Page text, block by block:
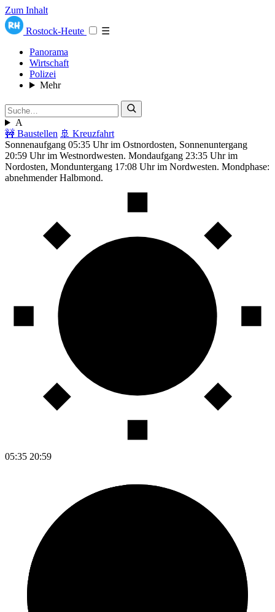
Zum Inhalt
Rostock-Heute
☰
Panorama
Wirtschaft
Polizei
Mehr
A
🚧 Baustellen 🚢 Kreuzfahrt
Sonnenaufgang 05:35 Uhr im Ostnordosten, Sonnenuntergang
20:59 Uhr im Westnordwesten. Mondaufgang 23:35 Uhr im
Nordosten, Monduntergang 17:08 Uhr im Nordwesten. Mondphase:
abnehmender Halbmond.
05:35 20:59